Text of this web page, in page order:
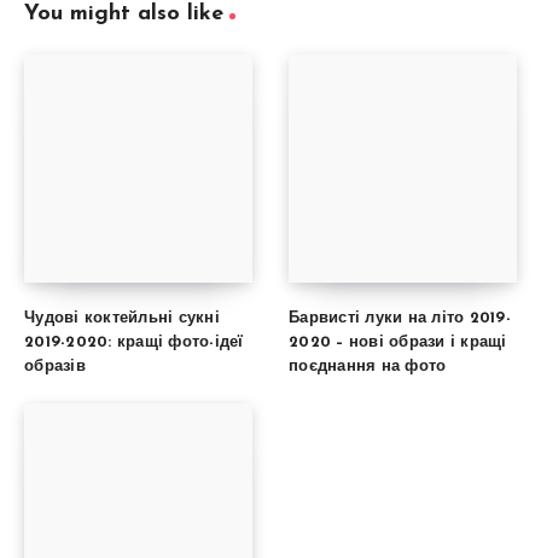
You might also like
Чудові коктейльні сукні
2019-2020: кращі фото-ідеї
образів
Барвисті луки на літо 2019-
2020 – нові образи і кращі
поєднання на фото